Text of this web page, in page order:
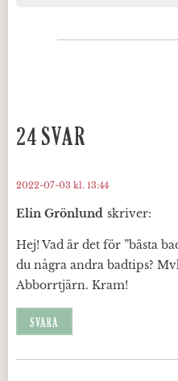
24 SVAR
Elin Grönlund skriver:
2022-07-03 kl. 13:44
Hej! Vad är det för ”bästa
du några andra badtips?
Abborrtjärn. Kram!
SVARA